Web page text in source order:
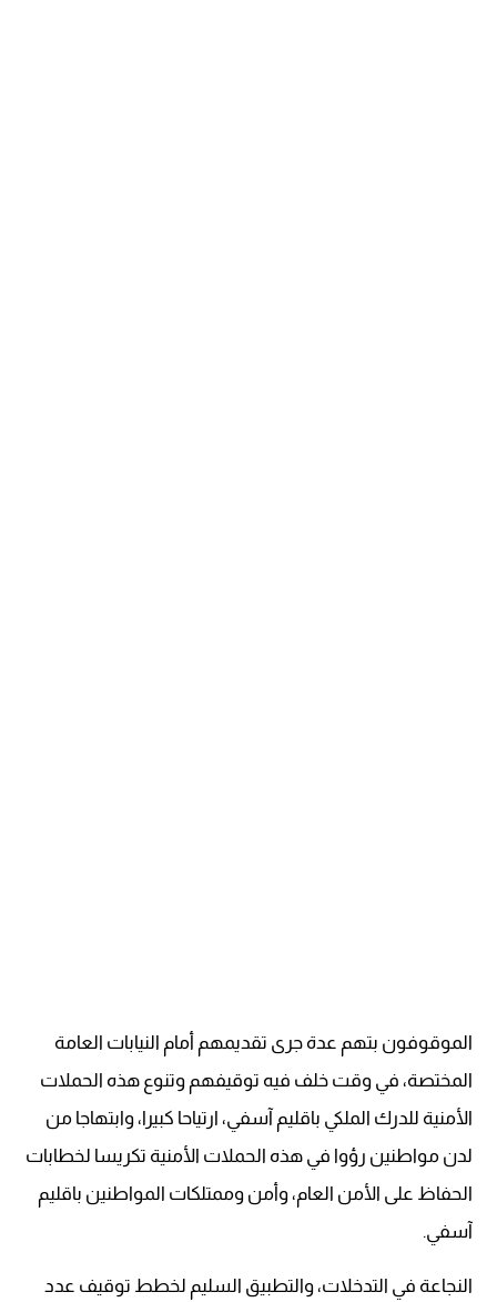
الموقوفون بتهم عدة جرى تقديمهم أمام النيابات العامة
المختصة، في وقت خلف فيه توقيفهم وتنوع هذه الحملات
الأمنية للدرك الملكي باقليم آسفي، ارتياحا كبيرا، وابتهاجا من
لدن مواطنين رؤوا في هذه الحملات الأمنية تكريسا لخطابات
الحفاظ على الأمن العام، وأمن وممتلكات المواطنين باقليم
آسفي.
النجاعة في التدخلات، والتطبيق السليم لخطط توقيف عدد